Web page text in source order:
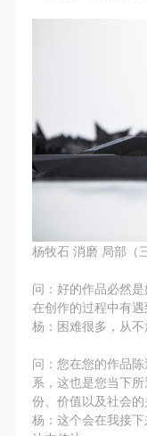
杨牧石 消磨 局部（
问：好的作品必然
在创作的过程中有
杨：困难很多，从不
问：您在您的作品
系，这也是您当下
份、价值以及社会
杨：这个会在我接
单位，其开展的公
主。
（3）、乙方为甲
有公教活动。
（1）、拍摄内容
容包括：①中央美
内○3由中央美术
动。
（2）、使用形式
附带光盘及宣传资
（3）、使用地域
适用地域范围包
单位，其开展的公
主。
（3）、乙方为甲
有公教活动。
（1）、拍摄内容
容包括：①中央美
内○3由中央美术
动。
（2）、使用形式
附带光盘及宣传资
（3）、使用地域
适用地域范围包
单位，其开展的公
主。
（3）、乙方为甲
有公教活动。
（1）、拍摄内容
容包括：①中央美
内○3由中央美术
动。
（2）、使用形式
附带光盘及宣传资
（3）、使用地域
适用地域范围包